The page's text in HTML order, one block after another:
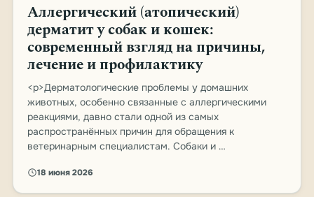
Аллергический (атопический)
дерматит у собак и кошек:
современный взгляд на причины,
лечение и профилактику
<p>Дерматологические проблемы у домашних
животных, особенно связанные с аллергическими
реакциями, давно стали одной из самых
распространённых причин для обращения к
ветеринарным специалистам. Собаки и …
18 июня 2026